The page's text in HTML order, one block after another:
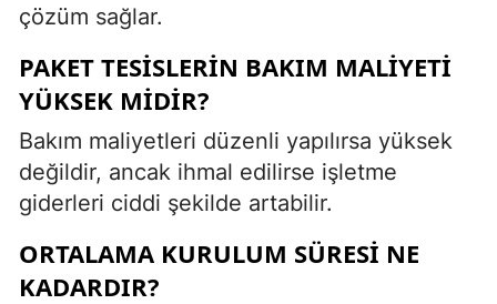
çözüm sağlar.
PAKET TESISLERIN BAKIM MALIYETI
YÜKSEK MIDIR?
Bakım maliyetleri düzenli yapılırsa yüksek
değildir, ancak ihmal edilirse işletme
giderleri ciddi şekilde artabilir.
ORTALAMA KURULUM SÜRESI NE
KADARDIR?